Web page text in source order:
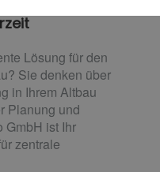
Lösung für den
Sie denken über
in Ihrem Altbau
Planung und
GmbH ist Ihr
zentrale